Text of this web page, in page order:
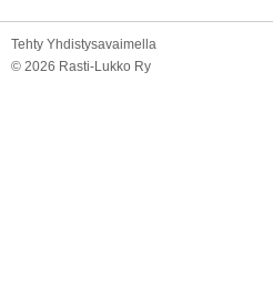
Tehty Yhdistysavaimella
© 2026 Rasti-Lukko Ry